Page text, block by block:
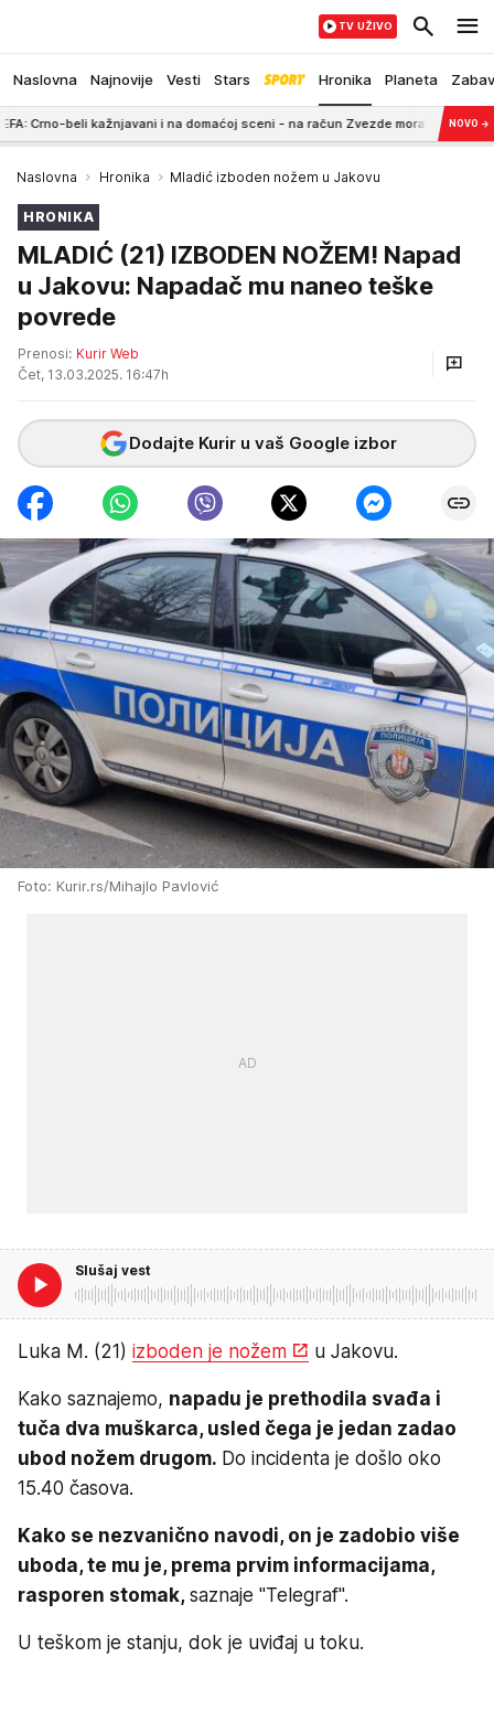
Naslovna Najnovije Vesti Stars Hronika Planeta
TV UŽIVO
beli kažnjavani i na domaćoj sceni - na račun Zvezde morali da uplate NOVO →
Naslovna Hronika Mladić izboden nožem u Jakovu
HRONIKA
MLADIĆ (21) IZBODEN NOŽEM! Napad
u Jakovu: Napadač mu naneo teške
povrede
Prenosi: Kurir Web
Čet, 13.03.2025. 16:47h
Dodajte Kurir u vaš Google izbor
Foto: Kurir.rs/Mihajlo Pavlović
Slušaj vest
Luka M. (21) izboden je nožem u Jakovu.
Kako saznajemo, napadu je prethodila svađa i
tuča dva muškarca, usled čega je jedan zadao
ubod nožem drugom. Do incidenta je došlo oko
15.40 časova.
Kako se nezvanično navodi, on je zadobio više
uboda, te mu je, prema prvim informacijama,
rasporen stomak, saznaje "Telegraf".
U teškom je stanju, dok je uviđaj u toku.